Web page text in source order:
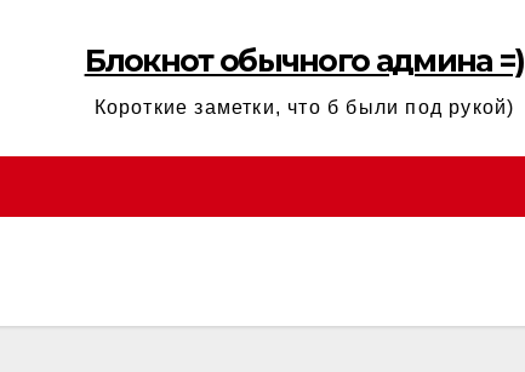
Блокнот обычного админа =)
Короткие заметки, что б были под рукой)